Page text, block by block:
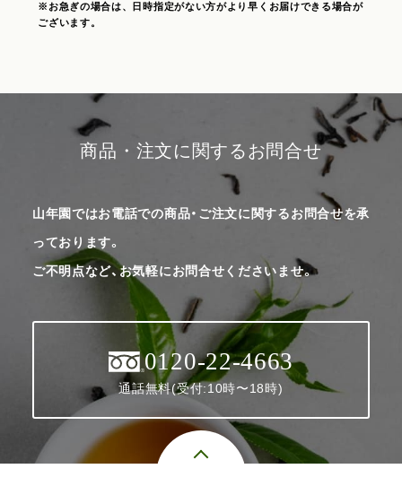
※お急ぎの場合は、日時指定がない方がより早くお届けできる場合が
ございます。
商品・注文に関するお問合せ
山年園ではお電話での商品・ご注文に関するお問合せを承
っております。
ご不明点など、お気軽にお問合せくださいませ。
0120-22-4663
通話無料(受付:10時〜18時)